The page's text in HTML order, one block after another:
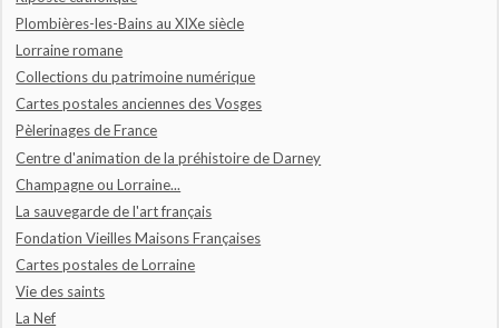
Plombières-les-Bains au XIXe siècle
Lorraine romane
Collections du patrimoine numérique
Cartes postales anciennes des Vosges
Pèlerinages de France
Centre d'animation de la préhistoire de Darney
Champagne ou Lorraine...
La sauvegarde de l'art français
Fondation Vieilles Maisons Françaises
Cartes postales de Lorraine
Vie des saints
La Nef